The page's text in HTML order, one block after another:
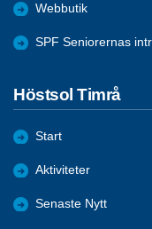
Webbutik
SPF Seniorernas
Höstsol Timrå
Start
Aktiviteter
Senaste Nytt